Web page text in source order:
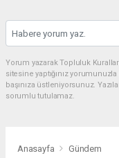
Yorum yazarak Topluluk
sitesine yaptığınız
başınıza üstleniyorsunuz.
sorumlu tutulamaz.
Anasayfa Gündem